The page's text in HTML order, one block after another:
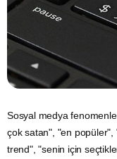
Sosyal medya
çok satan", "en
trend", "senin için